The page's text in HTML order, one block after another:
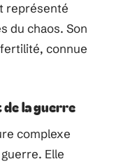
représenté
du chaos. Son
connue
de la guerre
complexe
Elle